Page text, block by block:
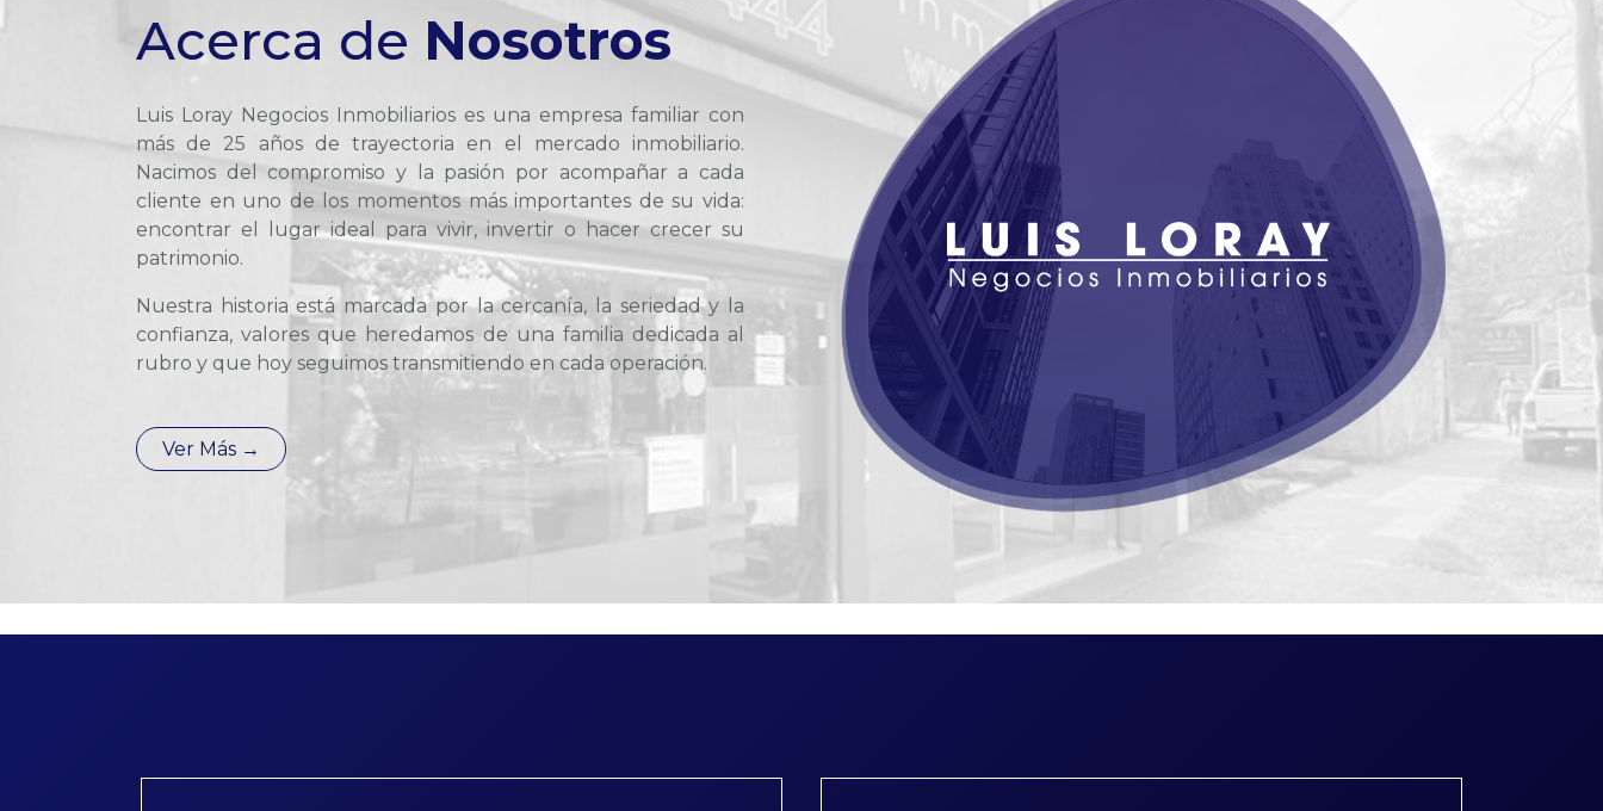
Acerca de Nosotros
Luis Loray Negocios Inmobiliarios es una empresa familiar con
más de 25 años de trayectoria en el mercado inmobiliario.
Nacimos del compromiso y la pasión por acompañar a cada
cliente en uno de los momentos más importantes de su vida:
encontrar el lugar ideal para vivir, invertir o hacer crecer su
patrimonio.
Nuestra historia está marcada por la cercanía, la seriedad y la
confianza, valores que heredamos de una familia dedicada al
rubro y que hoy seguimos transmitiendo en cada operación.
Ver Más →